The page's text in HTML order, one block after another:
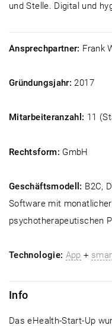
und Stelle. Digital und
Ansprechpartner: Frank
Gründungsjahr: 2017
Mitarbeiteranzahl: 11
Rechtsform: GmbH
Geschäftsmodell: B2C,
Software mit
psychotherapeutischen
Technologie: App +
Info
Das eHealth-Start-Up